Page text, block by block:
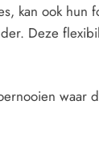
kan ook hun
Deze
waar